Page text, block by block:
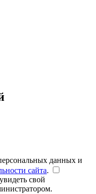
данных и
сайта.
свой